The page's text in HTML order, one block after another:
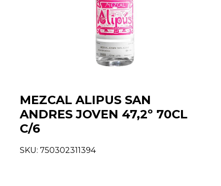
MEZCAL ALIPUS SAN
ANDRES JOVEN 47,2º 70CL
C/6
SKU: 750302311394